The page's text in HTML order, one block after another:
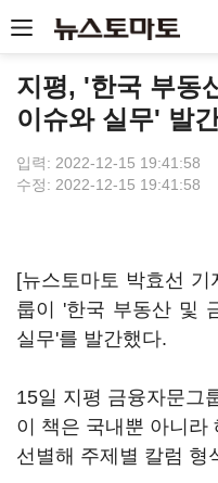
지평, '한국 부동
이슈와 실무' 발
입력: 2022-12-15 19:41:58
수정: 2022-12-15 19:41:58
[뉴스토마토 박효선
룹이 '한국 부동산 및
실무'를 발간했다.
15일 지평 금융자문그
이 책은 국내뿐 아니라
선별해 주제별 칼럼 형